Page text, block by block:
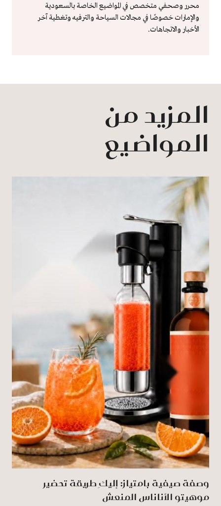
محرر وصحفي متخصص في المواضيع الخاصة بالسعودية
والإمارات خصوصًا في مجالات السياحة والترفيه وتغطية آخر
الأخبار والاتجاهات.
المزيد من
المواضيع
وصفة صيفية بامتياز: إليكِ طريقة تحضير
موهيتو الأناناس المنعش